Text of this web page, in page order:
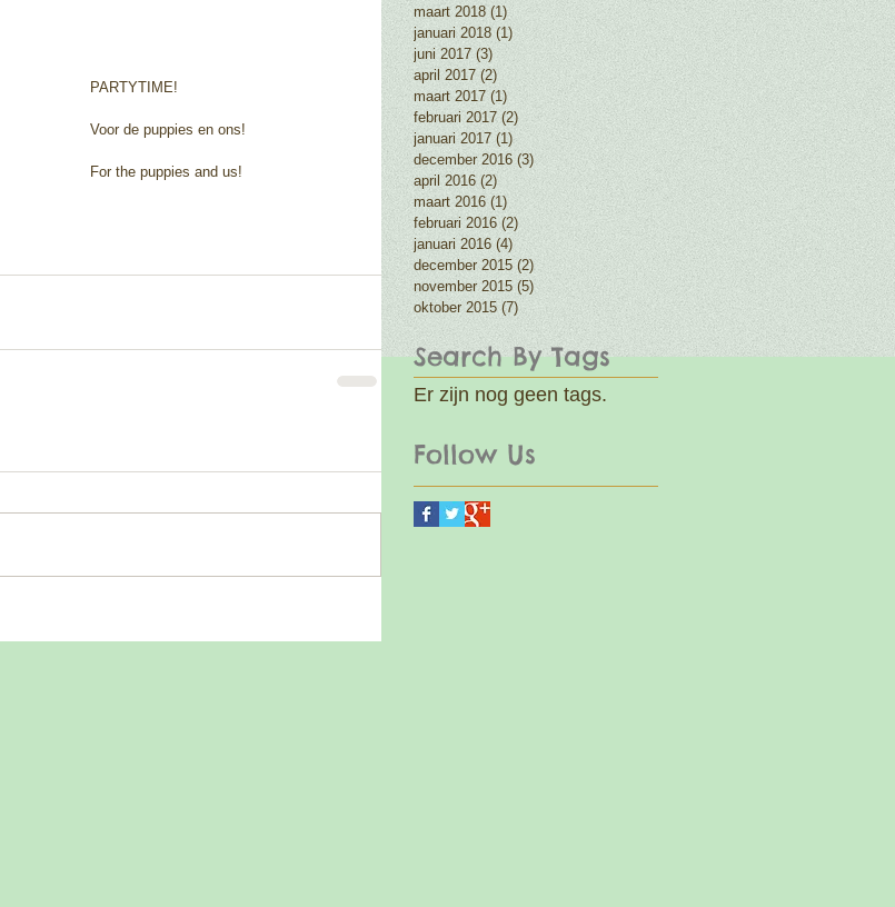
PARTYTIME!
Voor de puppies en ons!
For the puppies and us!
maart 2018 (1) 1 post
januari 2018 (1)1 post
juni 2017 (3) 3 posts
april 2017 (2) 2 posts
maart 2017 (1) 1 post
februari 2017 (2) 2 posts
januari 2017 (1)1 post
december 2016 (3)3 posts
april 2016 (2) 2 posts
maart 2016 (1) 1 post
februari 2016 (2) 2 posts
januari 2016 (4) 4 posts
december 2015 (2)2 posts
november 2015 (5) 5 posts
oktober 2015 (7)7 posts
Search By Tags
Er zijn nog geen tags.
Follow Us